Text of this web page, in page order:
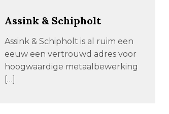
Assink & Schipholt
Assink & Schipholt is al ruim een
eeuw een vertrouwd adres voor
hoogwaardige metaalbewerking
[…]